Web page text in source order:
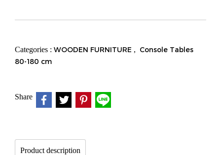
Categories : WOODEN FURNITURE , Console Tables
80-180 cm
Share
Product description